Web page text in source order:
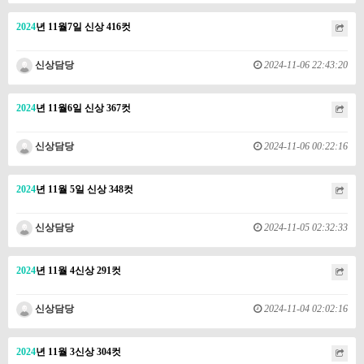
2024년 11월7일 신상 416컷
신상담당 2024-11-06 22:43:20
2024년 11월6일 신상 367컷
신상담당 2024-11-06 00:22:16
2024년 11월 5일 신상 348컷
신상담당 2024-11-05 02:32:33
2024년 11월 4신상 291컷
신상담당 2024-11-04 02:02:16
2024년 11월 3신상 304컷